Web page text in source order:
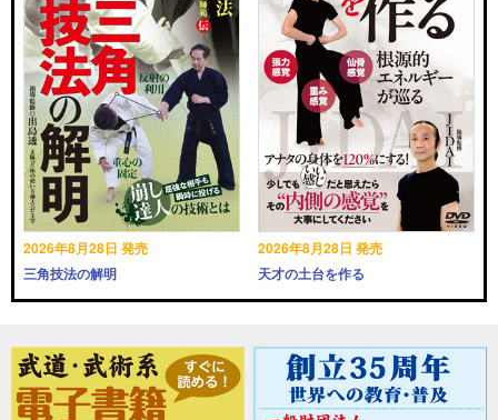
2026年8月28日 発売
三角技法の解明
2026年8月28日 発売
天才の土台を作る